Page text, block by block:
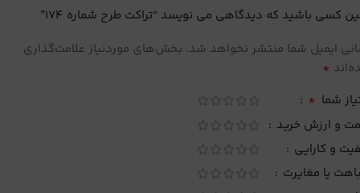
کسی باشید که دیدگاهی می نویسد “تراکت طرح شماره 174”
ایمیل شما منتشر نخواهد شد. بخش‌های موردنیاز علامت‌گذاری
*
شما *
و ارزش خرید
و کارایی
یا مغایرت